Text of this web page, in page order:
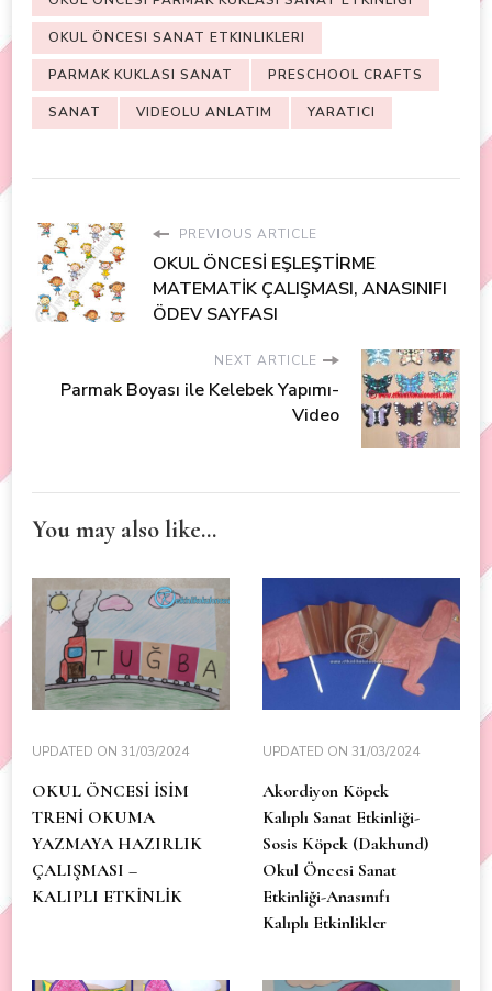
OKUL ÖNCESI SANAT ETKINLIKLERI
PARMAK KUKLASI SANAT PRESCHOOL CRAFTS
SANAT VIDEOLU ANLATIM YARATICI
PREVIOUS ARTICLE
OKUL ÖNCESİ EŞLEŞTİRME
MATEMATİK ÇALIŞMASI, ANASINIFI
ÖDEV SAYFASI
NEXT ARTICLE
Parmak Boyası ile Kelebek Yapımı-
Video
You may also like...
UPDATED ON 31/03/2024
OKUL ÖNCESİ İSİM
TRENİ OKUMA
YAZMAYA HAZIRLIK
ÇALIŞMASI –
KALIPLI ETKİNLİK
UPDATED ON 31/03/2024
Akordiyon Köpek
Kalıplı Sanat Etkinliği-
Sosis Köpek (Dakhund)
Okul Öncesi Sanat
Etkinliği-Anasınıfı
Kalıplı Etkinlikler